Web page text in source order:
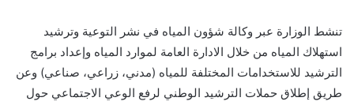
تنشط الوزارة عبر وكالة شؤون المياه في نشر التوعية وترشيد
استهلاك المياه من خلال الادارة العامة لموارد المياه وإعداد برامج
الترشيد للاستخدامات المختلفة للمياه (مدني، زراعي، صناعي) وعن
طريق إطلاق حملات الترشيد الوطني لرفع الوعي الاجتماعي حول